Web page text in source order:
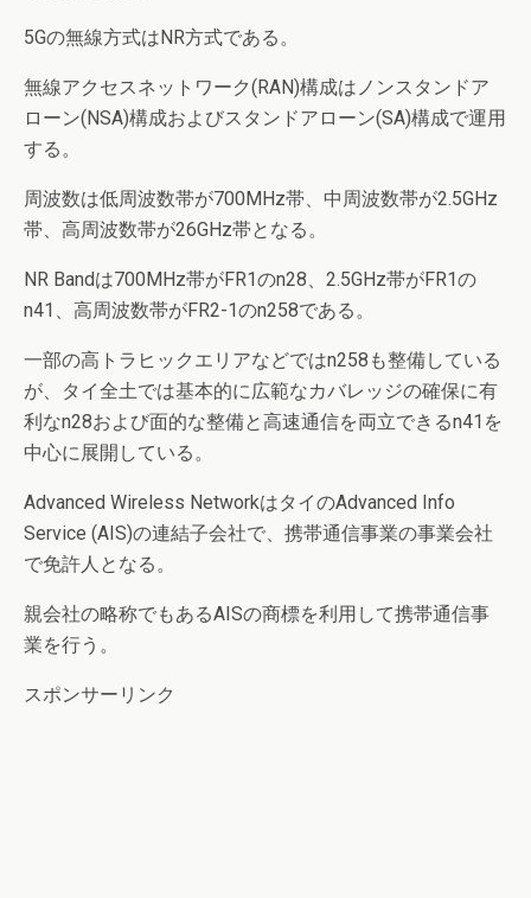
5Gの無線方式はNR方式である。
無線アクセスネットワーク(RAN)構成はノンスタンドア
ローン(NSA)構成およびスタンドアローン(SA)構成で運用
する。
周波数は低周波数帯が700MHz帯、中周波数帯が2.5GHz
帯、高周波数帯が26GHz帯となる。
NR Bandは700MHz帯がFR1のn28、2.5GHz帯がFR1の
n41、高周波数帯がFR2-1のn258である。
一部の高トラヒックエリアなどではn258も整備している
が、タイ全土では基本的に広範なカバレッジの確保に有
利なn28および面的な整備と高速通信を両立できるn41を
中心に展開している。
Advanced Wireless NetworkはタイのAdvanced Info
Service (AIS)の連結子会社で、携帯通信事業の事業会社
で免許人となる。
親会社の略称でもあるAISの商標を利用して携帯通信事
業を行う。
スポンサーリンク